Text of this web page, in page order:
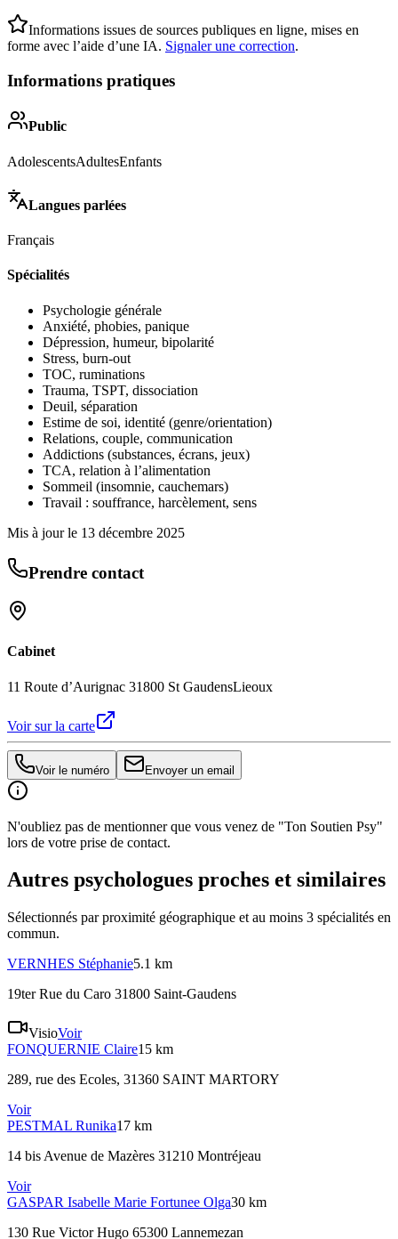
Informations issues de sources publiques en ligne, mises en
forme avec l’aide d’une IA. Signaler une correction.
Informations pratiques
Public
AdolescentsAdultesEnfants
Langues parlées
Français
Spécialités
Psychologie générale
Anxiété, phobies, panique
Dépression, humeur, bipolarité
Stress, burn-out
TOC, ruminations
Trauma, TSPT, dissociation
Deuil, séparation
Estime de soi, identité (genre/orientation)
Relations, couple, communication
Addictions (substances, écrans, jeux)
TCA, relation à l’alimentation
Sommeil (insomnie, cauchemars)
Travail : souffrance, harcèlement, sens
Mis à jour le 13 décembre 2025
Prendre contact
Cabinet
11 Route d’Aurignac 31800 St GaudensLieoux
Voir sur la carte
Voir le numéro Envoyer un email
N'oubliez pas de mentionner que vous venez de "Ton Soutien Psy"
lors de votre prise de contact.
Autres psychologues proches et similaires
Sélectionnés par proximité géographique et au moins 3 spécialités en
commun.
VERNHES Stéphanie5.1 km
19ter Rue du Caro 31800 Saint-Gaudens
VisioVoir
FONQUERNIE Claire15 km
289, rue des Ecoles, 31360 SAINT MARTORY
Voir
PESTMAL Runika17 km
14 bis Avenue de Mazères 31210 Montréjeau
Voir
GASPAR Isabelle Marie Fortunee Olga30 km
130 Rue Victor Hugo 65300 Lannemezan